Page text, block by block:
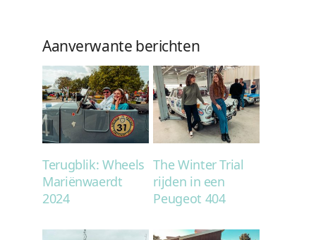
Aanverwante berichten
Terugblik: Wheels
Mariënwaerdt
2024
The Winter Trial
rijden in een
Peugeot 404